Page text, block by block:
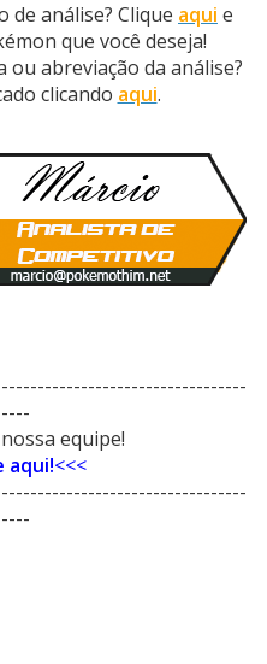
de análise? Clique aqui e
que você deseja!
abreviação da análise?
clicando aqui.
equipe!
aqui!<<<